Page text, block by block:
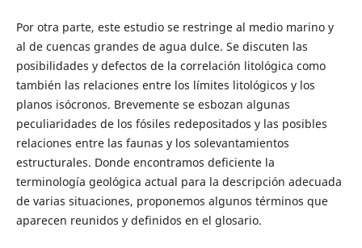
Por otra parte, este estudio se restringe al medio marino y
al de cuencas grandes de agua dulce. Se discuten las
posibilidades y defectos de la correlación litológica como
también las relaciones entre los límites litológicos y los
planos isócronos. Brevemente se esbozan algunas
peculiaridades de los fósiles redepositados y las posibles
relaciones entre las faunas y los solevantamientos
estructurales. Donde encontramos deficiente la
terminología geológica actual para la descripción adecuada
de varias situaciones, proponemos algunos términos que
aparecen reunidos y definidos en el glosario.